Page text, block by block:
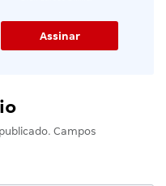
Campos